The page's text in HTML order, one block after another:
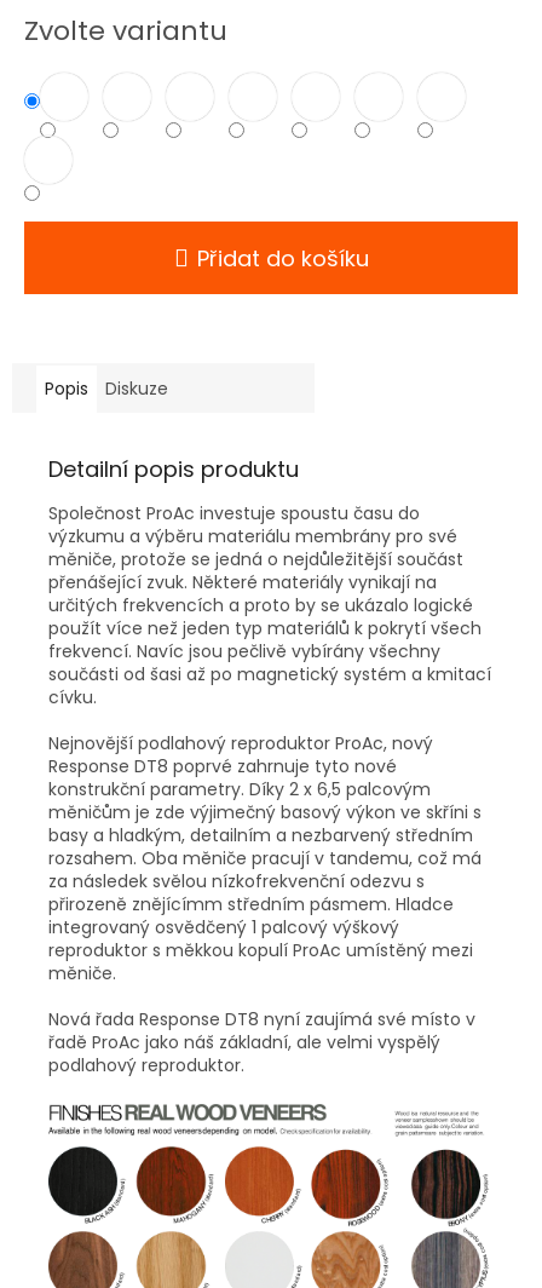
cena:
Zvolte variantu
Přidat do košíku
Popis Diskuze
Detailní popis produktu
Společnost ProAc investuje spoustu času do
výzkumu a výběru materiálu membrány pro své
měniče, protože se jedná o nejdůležitější součást
přenášející zvuk. Některé materiály vynikají na
určitých frekvencích a proto by se ukázalo logické
použít více než jeden typ materiálů k pokrytí všech
frekvencí. Navíc jsou pečlivě vybírány všechny
součásti od šasi až po magnetický systém a kmitací
cívku.
Nejnovější podlahový reproduktor ProAc, nový
Response DT8 poprvé zahrnuje tyto nové
konstrukční parametry. Díky 2 x 6,5 palcovým
měničům je zde výjimečný basový výkon ve skříni s
basy a hladkým, detailním a nezbarvený středním
rozsahem. Oba měniče pracují v tandemu, což má
za následek svělou nízkofrekvenční odezvu s
přirozeně znějícímm středním pásmem. Hladce
integrovaný osvědčený 1 palcový výškový
reproduktor s měkkou kopulí ProAc umístěný mezi
měniče.
Nová řada Response DT8 nyní zaujímá své místo v
řadě ProAc jako náš základní, ale velmi vyspělý
podlahový reproduktor.